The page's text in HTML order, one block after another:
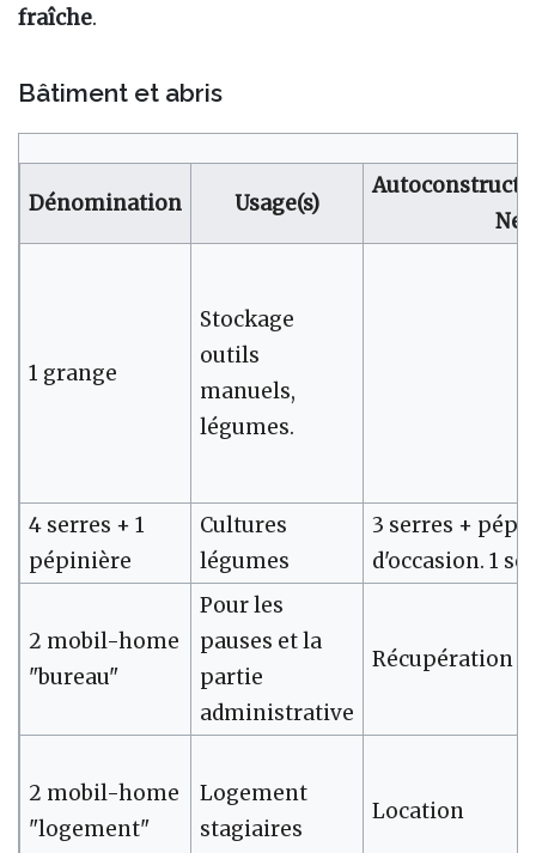
fraîche.
Bâtiment et abris
Dénomination Usage(s)
1 grange
Stockage
outils
manuels,
légumes.
4 serres + 1
pépinière
Cultures
légumes
3 serres +
d'occasion. 1
2 mobil-home
"bureau"
Pour les
pauses et la
partie
administrative
Récupération
2 mobil-home
"logement"
Logement
stagiaires
Location